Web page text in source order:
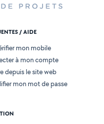
/ AIDE
mon mobile
à mon compte
depuis le site web
mon mot de passe